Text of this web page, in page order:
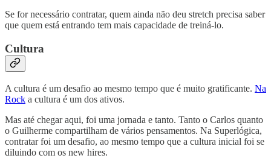
Se for necessário contratar, quem ainda não deu stretch precisa saber
que quem está entrando tem mais capacidade de treiná-lo.
Cultura
A cultura é um desafio ao mesmo tempo que é muito gratificante. Na
Rock a cultura é um dos ativos.
Mas até chegar aqui, foi uma jornada e tanto. Tanto o Carlos quanto
o Guilherme compartilham de vários pensamentos. Na Superlógica,
contratar foi um desafio, ao mesmo tempo que a cultura inicial foi se
diluindo com os new hires.